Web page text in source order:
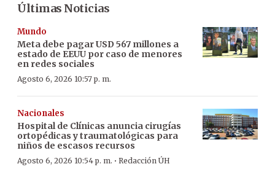
Últimas Noticias
Mundo
Meta debe pagar USD 567 millones a
estado de EEUU por caso de menores
en redes sociales
Agosto 6, 2026 10:57 p. m.
Nacionales
Hospital de Clínicas anuncia cirugías
ortopédicas y traumatológicas para
niños de escasos recursos
Agosto 6, 2026 10:54 p. m. · Redacción ÚH